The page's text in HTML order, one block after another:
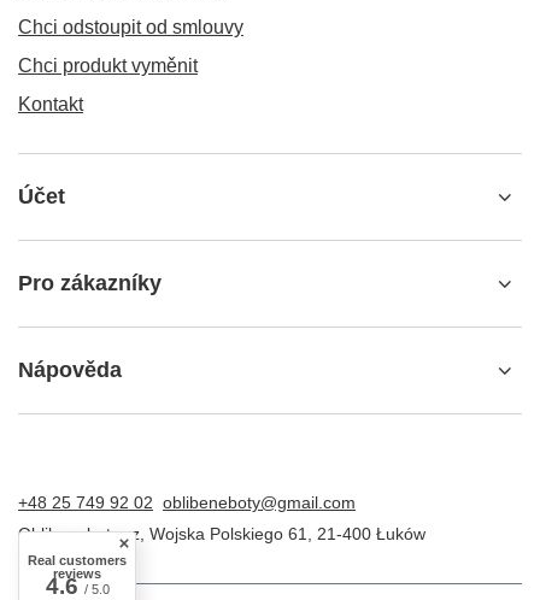
Chci odstoupit od smlouvy
Chci produkt vyměnit
Kontakt
Účet
Pro zákazníky
Nápověda
+48 25 749 92 02 oblibeneboty@gmail.com
Oblibeneboty.cz Wojska Polskiego 61 21-400 Łuków
Real customers
reviews
4.6/ 5.0